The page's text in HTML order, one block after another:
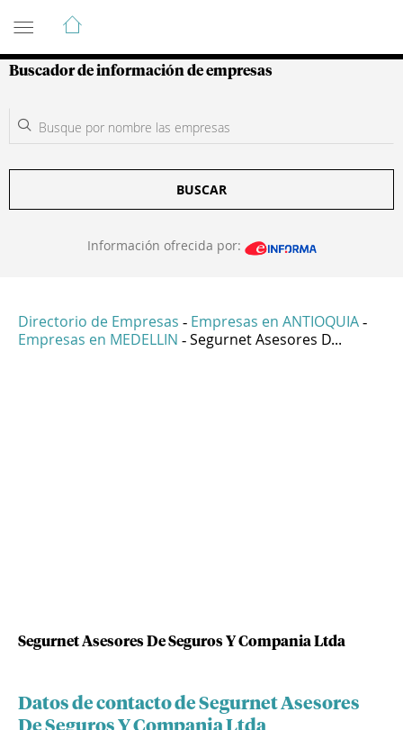
Guía de Empresas Colombianas
Buscador de información de empresas
BUSCAR
Información ofrecida por:
Directorio de Empresas - Empresas en ANTIOQUIA -
Empresas en MEDELLIN - Segurnet Asesores D...
Segurnet Asesores De Seguros Y Compania Ltda
Datos de contacto de Segurnet Asesores